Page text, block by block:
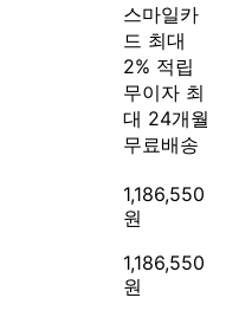
스마일카
드 최대
2% 적립
무이자 최
대 24개월
무료배송
1,186,550
원
1,186,550
원